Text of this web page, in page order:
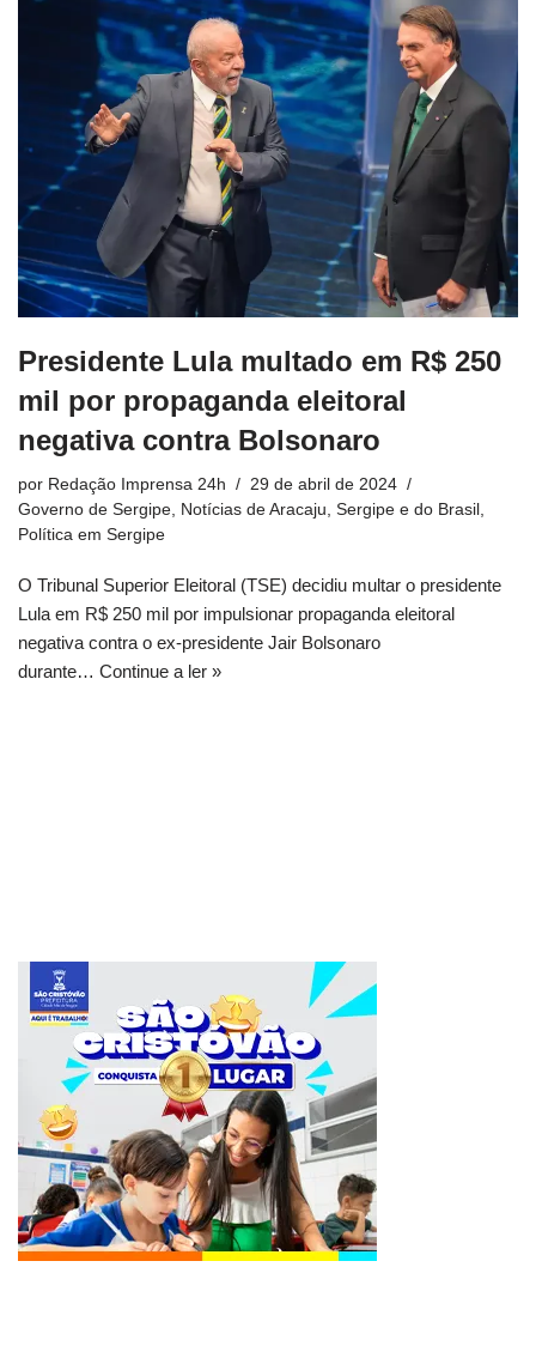
Presidente Lula multado em R$ 250
mil por propaganda eleitoral
negativa contra Bolsonaro
por Redação Imprensa 24h
29 de abril de 2024
Governo de Sergipe, Notícias de Aracaju, Sergipe e do Brasil ,
Política em Sergipe
O Tribunal Superior Eleitoral (TSE) decidiu multar o presidente
Lula em R$ 250 mil por impulsionar propaganda eleitoral
negativa contra o ex-presidente Jair Bolsonaro
durante… Continue a ler »